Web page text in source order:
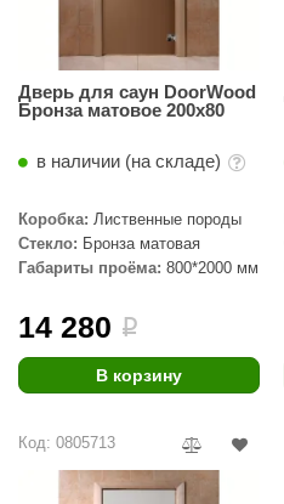
Дверь для саун DoorWood
Бронза матовое 200х80
в наличии (на складе)
Коробка: Лиственные породы
Стекло: Бронза матовая
Габариты проёма: 800*2000 мм
14 280 i
В корзину
Код: 0805713